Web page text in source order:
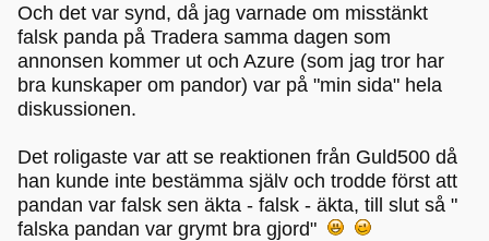
Och det var synd, då jag varnade om misstänkt
falsk panda på Tradera samma dagen som
annonsen kommer ut och Azure (som jag tror har
bra kunskaper om pandor) var på "min sida" hela
diskussionen.
Det roligaste var att se reaktionen från Guld500 då
han kunde inte bestämma själv och trodde först att
pandan var falsk sen äkta - falsk - äkta, till slut så "
falska pandan var grymt bra gjord"